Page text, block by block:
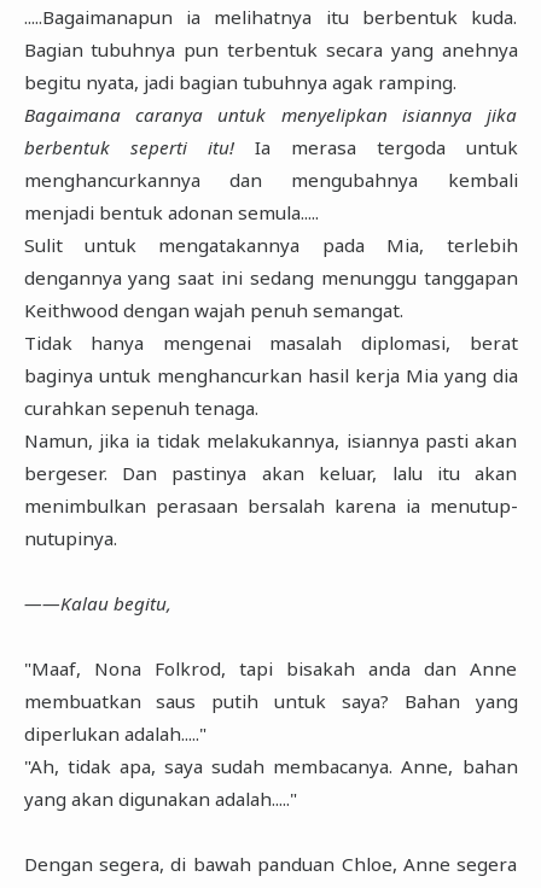
.....Bagaimanapun ia melihatnya itu berbentuk kuda.
Bagian tubuhnya pun terbentuk secara yang anehnya
begitu nyata, jadi bagian tubuhnya agak ramping.
Bagaimana caranya untuk menyelipkan isiannya jika
berbentuk seperti itu!Ia merasa tergoda untuk
menghancurkannya dan mengubahnya kembali
menjadi bentuk adonan semula.....
Sulit untuk mengatakannya pada Mia, terlebih
dengannya yang saat ini sedang menunggu tanggapan
Keithwood dengan wajah penuh semangat.
Tidak hanya mengenai masalah diplomasi, berat
baginya untuk menghancurkan hasil kerja Mia yang dia
curahkan sepenuh tenaga.
Namun, jika ia tidak melakukannya, isiannya pasti akan
bergeser. Dan pastinya akan keluar, lalu itu akan
menimbulkan perasaan bersalah karena ia menutup-
nutupinya.
――Kalau begitu,
"Maaf, Nona Folkrod, tapi bisakah anda dan Anne
membuatkan saus putih untuk saya? Bahan yang
diperlukan adalah....."
"Ah, tidak apa, saya sudah membacanya. Anne, bahan
yang akan digunakan adalah....."
Dengan segera, di bawah panduan Chloe, Anne segera